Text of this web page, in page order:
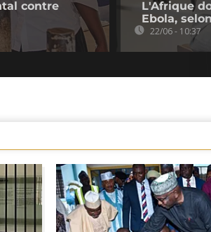
contre
L'Afrique
Ebola,
22/06 - 10:37